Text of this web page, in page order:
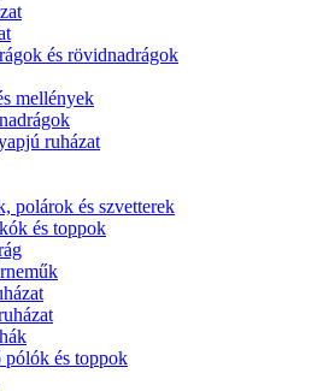
és rövidnadrágok
mellények
ruházat
polárok és szvetterek
és toppok
és toppok